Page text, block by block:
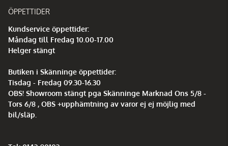
ÖPPETTIDER
Kundservice öppettider:
Måndag till Fredag 10.00-17.00
Helger stängt
Butiken i Skänninge öppettider:
Tisdag - Fredag 09.30-16.30
OBS! Showroom stängt pga Skänninge Marknad Ons 5/8 -
Tors 6/8 , OBS +upphämtning av varor ej ej möjlig med
bil/släp.